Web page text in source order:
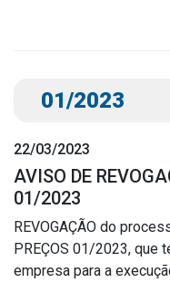
01/2023
22/03/2023
AVISO DE
01/2023
REVOGAÇÃO do
PREÇOS 01/2023, que
empresa para a